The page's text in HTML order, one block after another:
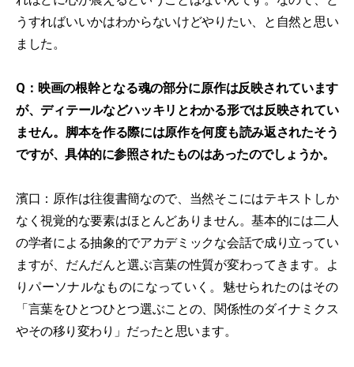
うすればいいかはわからないけどやりたい、と自然と思い
ました。
Q：映画の根幹となる魂の部分に原作は反映されています
が、ディテールなどハッキリとわかる形では反映されてい
ません。脚本を作る際には原作を何度も読み返されたそう
ですが、具体的に参照されたものはあったのでしょうか。
濱口：原作は往復書簡なので、当然そこにはテキストしか
なく視覚的な要素はほとんどありません。基本的には二人
の学者による抽象的でアカデミックな会話で成り立ってい
ますが、だんだんと選ぶ言葉の性質が変わってきます。よ
りパーソナルなものになっていく。魅せられたのはその
「言葉をひとつひとつ選ぶことの、関係性のダイナミクス
やその移り変わり」だったと思います。